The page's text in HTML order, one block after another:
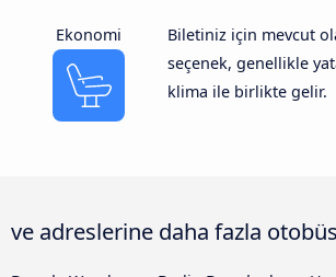
Ekonomi
Biletiniz için mevcut
seçenek, genellikle
klima ile birlikte gelir.
ve adreslerine daha fazla